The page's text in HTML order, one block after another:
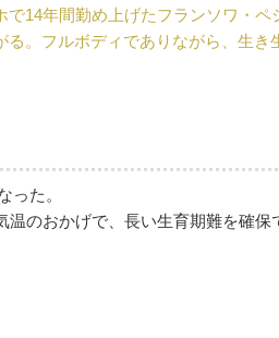
14年間勤め上げたフランソワ・ペ
。フルボディでありながら、生き
った。
のおかげで、長い生育期難を確保